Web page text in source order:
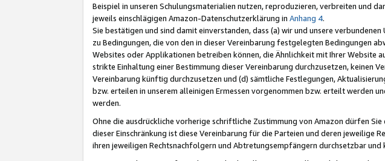
Beispiel in unseren Schulungsmaterialien nutzen, reproduzieren, verbreiten und
jeweils einschlägigen Amazon-Datenschutzerklärung in Anhang 4.
Sie bestätigen und sind damit einverstanden, dass (a) wir und unsere
zu Bedingungen, die von den in dieser Vereinbarung festgelegten Bedingungen
Websites oder Applikationen betreiben können, die Ähnlichkeit mit Ihrer Website
strikte Einhaltung einer Bestimmung dieser Vereinbarung durchzusetzen, keinen
Vereinbarung künftig durchzusetzen und (d) sämtliche Festlegungen,
bzw. erteilen in unserem alleinigen Ermessen vorgenommen bzw. erteilt werden
werden.
Ohne die ausdrückliche vorherige schriftliche Zustimmung von Amazon dürfen
dieser Einschränkung ist diese Vereinbarung für die Parteien und deren
ihren jeweiligen Rechtsnachfolgern und Abtretungsempfängern durchsetzbar und